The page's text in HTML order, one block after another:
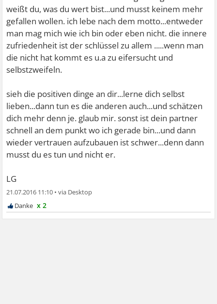
weißt du, was du wert bist...und musst keinem mehr
gefallen wollen. ich lebe nach dem motto...entweder
man mag mich wie ich bin oder eben nicht. die innere
zufriedenheit ist der schlüssel zu allem .....wenn man
die nicht hat kommt es u.a zu eifersucht und
selbstzweifeln.
sieh die positiven dinge an dir...lerne dich selbst
lieben...dann tun es die anderen auch...und schätzen
dich mehr denn je. glaub mir. sonst ist dein partner
schnell an dem punkt wo ich gerade bin...und dann
wieder vertrauen aufzubauen ist schwer...denn dann
musst du es tun und nicht er.
LG
21.07.2016 11:10 •
x 2